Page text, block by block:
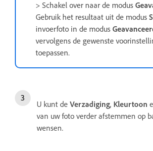
> Schakel over naar de modus
Gebruik het resultaat uit de modus
invoerfoto in de modus
vervolgens de gewenste
toepassen.
U kunt de Verzadiging, Kleurtoon
van uw foto verder afstemmen op
wensen.